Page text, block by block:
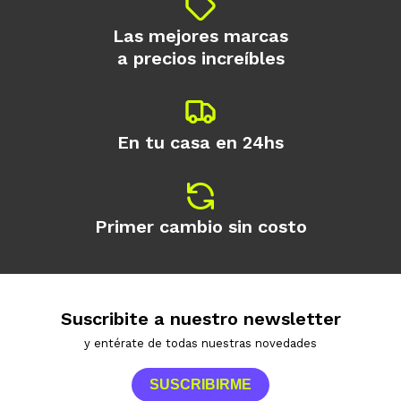
Las mejores marcas
a precios increíbles
En tu casa en 24hs
Primer cambio sin costo
Suscribite a nuestro newsletter
y entérate de todas nuestras novedades
SUSCRIBIRME